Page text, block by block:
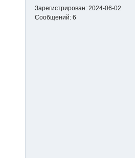
Зарегистрирован: 2024-06-02
Сообщений: 6